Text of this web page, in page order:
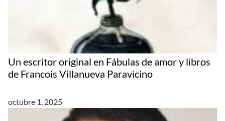
Un escritor original en Fábulas de amor y libros
de Francois Villanueva Paravicino
octubre 1, 2025